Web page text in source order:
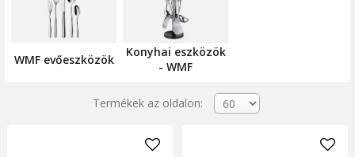
WMF evőeszközök
Konyhai eszközök
- WMF
Termékek az oldalon: